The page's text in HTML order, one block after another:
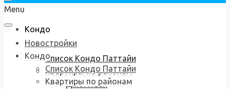
Кондо
Список Кондо Паттайи
Квартиры по районам
Джомтьен
Menu
Новостройки
Кондо
Список Кондо Паттайи
Квартиры по районам